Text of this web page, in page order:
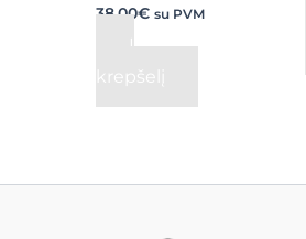
38,00€ su PVM
Į
krepšelį